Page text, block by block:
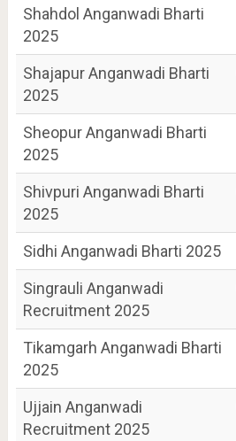
Shahdol Anganwadi Bharti
2025
Shajapur Anganwadi Bharti
2025
Sheopur Anganwadi Bharti
2025
Shivpuri Anganwadi Bharti
2025
Sidhi Anganwadi Bharti 2025
Singrauli Anganwadi
Recruitment 2025
Tikamgarh Anganwadi Bharti
2025
Ujjain Anganwadi
Recruitment 2025